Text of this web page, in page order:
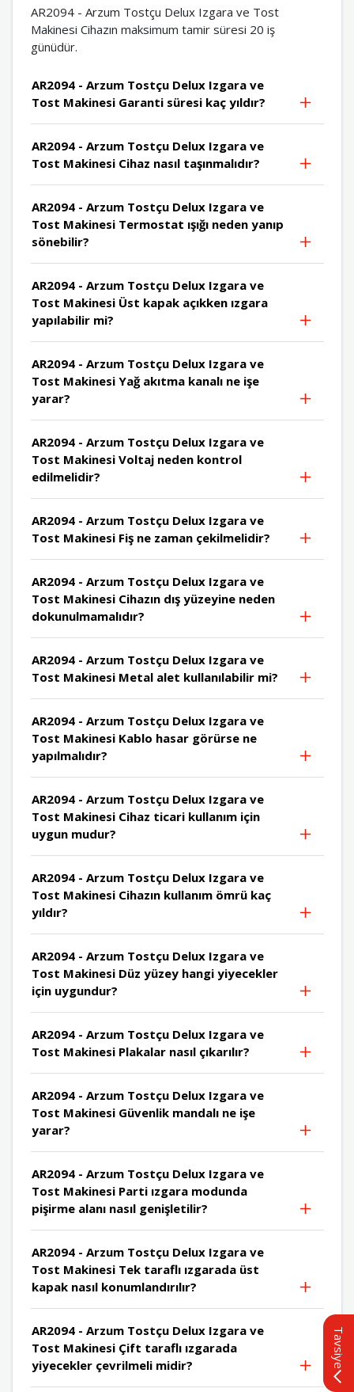
AR2094 - Arzum Tostçu Delux Izgara ve Tost
Makinesi Cihazın maksimum tamir süresi 20 iş
günüdür.
AR2094 - Arzum Tostçu Delux Izgara ve
Tost Makinesi Garanti süresi kaç yıldır?
AR2094 - Arzum Tostçu Delux Izgara ve
Tost Makinesi Cihaz nasıl taşınmalıdır?
AR2094 - Arzum Tostçu Delux Izgara ve
Tost Makinesi Termostat ışığı neden yanıp
sönebilir?
AR2094 - Arzum Tostçu Delux Izgara ve
Tost Makinesi Üst kapak açıkken ızgara
yapılabilir mi?
AR2094 - Arzum Tostçu Delux Izgara ve
Tost Makinesi Yağ akıtma kanalı ne işe
yarar?
AR2094 - Arzum Tostçu Delux Izgara ve
Tost Makinesi Voltaj neden kontrol
edilmelidir?
AR2094 - Arzum Tostçu Delux Izgara ve
Tost Makinesi Fiş ne zaman çekilmelidir?
AR2094 - Arzum Tostçu Delux Izgara ve
Tost Makinesi Cihazın dış yüzeyine neden
dokunulmamalıdır?
AR2094 - Arzum Tostçu Delux Izgara ve
Tost Makinesi Metal alet kullanılabilir mi?
AR2094 - Arzum Tostçu Delux Izgara ve
Tost Makinesi Kablo hasar görürse ne
yapılmalıdır?
AR2094 - Arzum Tostçu Delux Izgara ve
Tost Makinesi Cihaz ticari kullanım için
uygun mudur?
AR2094 - Arzum Tostçu Delux Izgara ve
Tost Makinesi Cihazın kullanım ömrü kaç
yıldır?
AR2094 - Arzum Tostçu Delux Izgara ve
Tost Makinesi Düz yüzey hangi yiyecekler
için uygundur?
AR2094 - Arzum Tostçu Delux Izgara ve
Tost Makinesi Plakalar nasıl çıkarılır?
AR2094 - Arzum Tostçu Delux Izgara ve
Tost Makinesi Güvenlik mandalı ne işe
yarar?
AR2094 - Arzum Tostçu Delux Izgara ve
Tost Makinesi Parti ızgara modunda
pişirme alanı nasıl genişletilir?
AR2094 - Arzum Tostçu Delux Izgara ve
Tost Makinesi Tek taraflı ızgarada üst
kapak nasıl konumlandırılır?
AR2094 - Arzum Tostçu Delux Izgara ve
Tost Makinesi Çift taraflı ızgarada
yiyecekler çevrilmeli midir?
Tavsiye